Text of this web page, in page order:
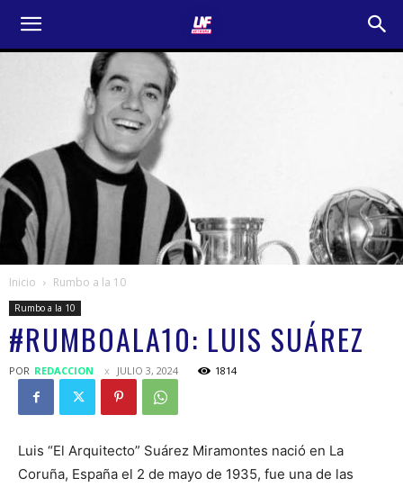
Inicio Rumbo a la 10
Rumbo a la 10
#RUMBOALA10: LUIS SUÁREZ
POR REDACCION JULIO 3, 2024 1814
Luis “El Arquitecto” Suárez Miramontes nació en La
Coruña, España el 2 de mayo de 1935, fue una de las